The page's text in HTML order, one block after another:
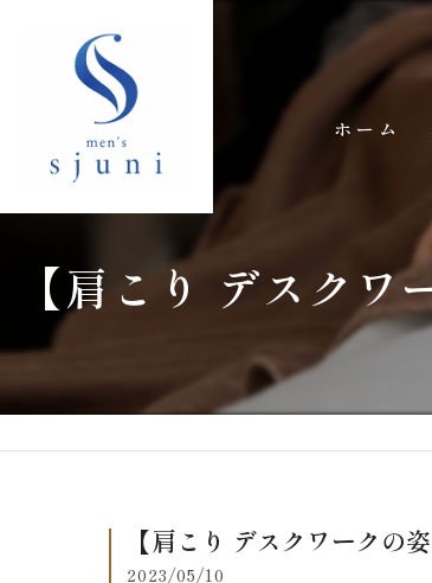
ホーム
【肩こり デスク
【肩こり デスクワークの
2023/05/10